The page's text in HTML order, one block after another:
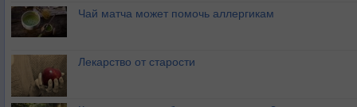
Чай матча может помочь аллергикам
Лекарство от старости